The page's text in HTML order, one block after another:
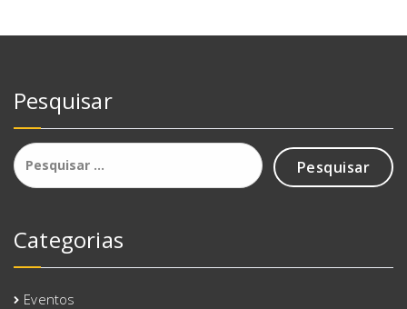
Pesquisar
Pesquisar
por:
Categorias
Eventos